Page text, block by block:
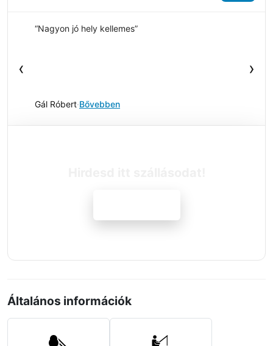
‹
“Nagyon jó hely kellemes”
Gál Róbert·Bővebben
›
Általános információk